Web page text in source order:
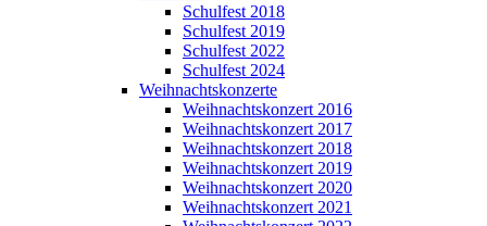
Schulfest 2018
Schulfest 2019
Schulfest 2022
Schulfest 2024
Weihnachtskonzerte
Weihnachtskonzert 2016
Weihnachtskonzert 2017
Weihnachtskonzert 2018
Weihnachtskonzert 2019
Weihnachtskonzert 2020
Weihnachtskonzert 2021